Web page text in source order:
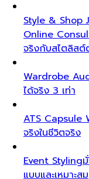
Style & Shop
Online
จริงกับสไตลิส
Wardrobe
ได้จริง 3 เท่า
ATS Capsule
จริงในชีวิตจริง
Event Styling
แบบและเหมาะสม